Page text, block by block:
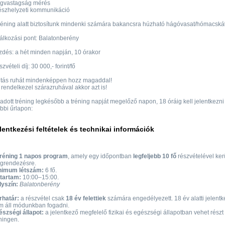
mérés
kommunikáció
alatt biztosítunk mindenki számára bakancsra húzható hágóvasat/
pont: Balatonberény
a hét minden napján, 10 órakor
díj: 30 000,- forint/fő
ruhát mindenképpen hozz magaddal!
szárazruhával akkor azt is!
tréning legkésőbb a tréning napját megelőző napon, 18 óráig kell jelentkezni
űrlapon:
feltételek és technikai információk
1 napos program, amely egy időpontban legfeljebb 10 főrészvételével
létszám: 6 fő.
10:00–15:00.
Balatonberény
a részvétel csak 18 év felettiekszámára engedélyezett. 18 év alatti
áll módunkban fogadni.
állapot: a jelentkező megfelelő fizikai és egészségi állapotban vehet részt